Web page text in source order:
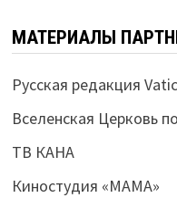
МАТЕРИАЛЫ
Русская редакция
Вселенская Церковь
ТВ КАНА
Киностудия «МАМА»